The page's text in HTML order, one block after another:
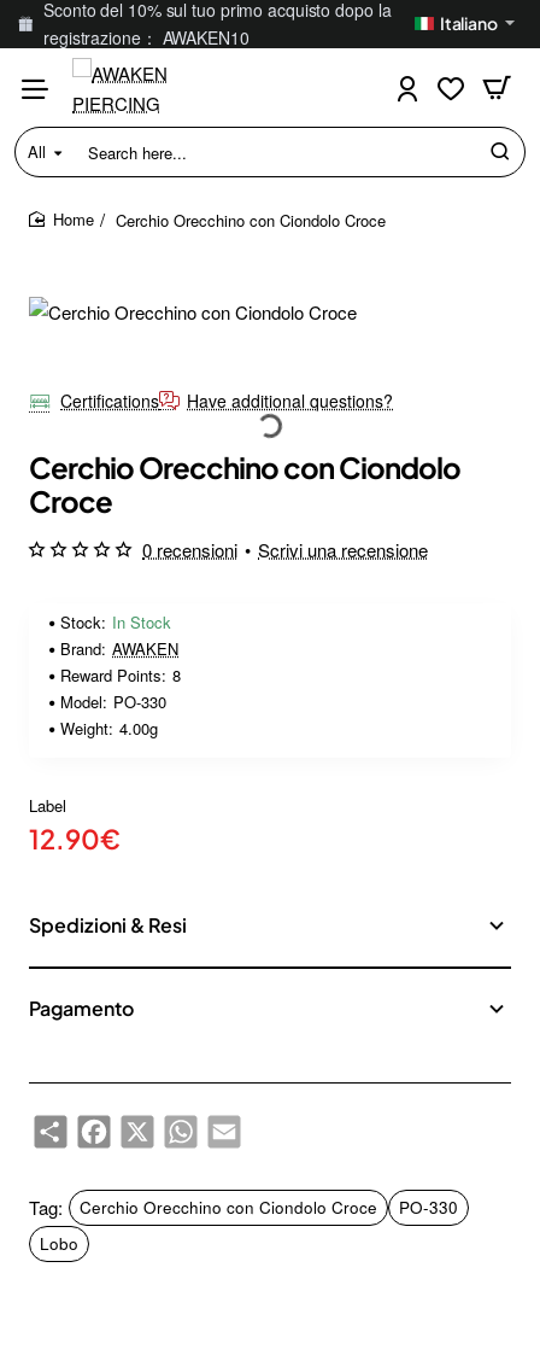
Sconto del 10% sul tuo primo acquisto dopo la
registrazione： AWAKEN10
Italiano
All
Search
here...
Cerchio Orecchino con Ciondolo Croce
Certifications Have additional questions?
Cerchio Orecchino con Ciondolo
Croce
Stock: In Stock
Brand: AWAKEN
Reward Points: 8
Model: PO-330
Weight: 4.00g
0 recensioni • Scrivi una recensione
Label
12.90€
Spedizioni & Resi
Pagamento
ShareFacebook
X WhatsAppEmail
Tag: Cerchio Orecchino con Ciondolo Croce
PO-330
Lobo